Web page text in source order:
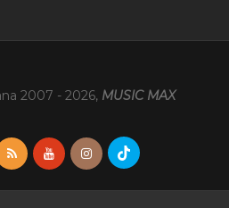
2007 - 2026, MUSIC MAX